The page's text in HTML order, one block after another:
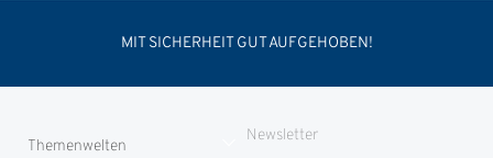
MIT SICHERHEIT GUT AUFGEHOBEN!
Themenwelten
Newsletter